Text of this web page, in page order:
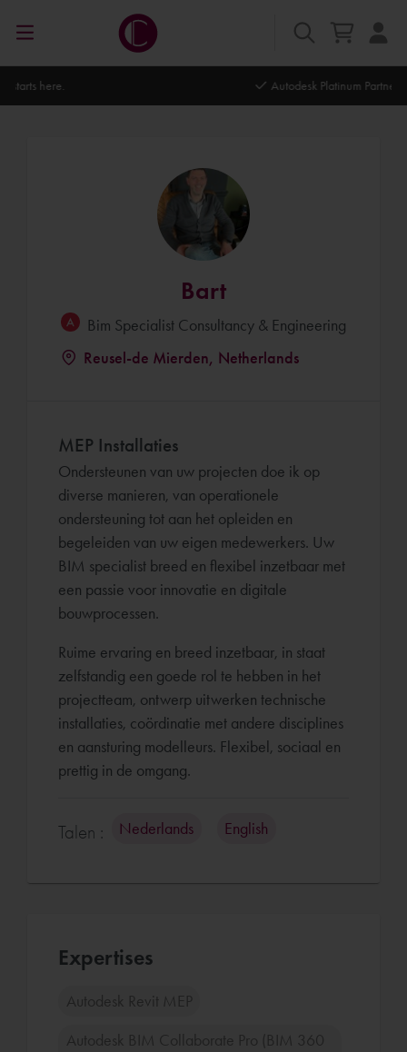
Autodesk Platinum Partner
Bart
Bim Specialist Consultancy & Engineering
Reusel-de Mierden, Netherlands
MEP Installaties
Ondersteunen van uw projecten doe ik op
diverse manieren, van operationele
ondersteuning tot aan het opleiden en
begeleiden van uw eigen medewerkers. Uw
BIM specialist breed en flexibel inzetbaar met
een passie voor innovatie en digitale
bouwprocessen.
Ruime ervaring en breed inzetbaar, in staat
zelfstandig een goede rol te hebben in het
projectteam, ontwerp uitwerken technische
installaties, coördinatie met andere disciplines
en aansturing modelleurs. Flexibel, sociaal en
prettig in de omgang.
Talen : Nederlands English
Expertises
Autodesk Revit MEP
Autodesk BIM Collaborate Pro (BIM 360